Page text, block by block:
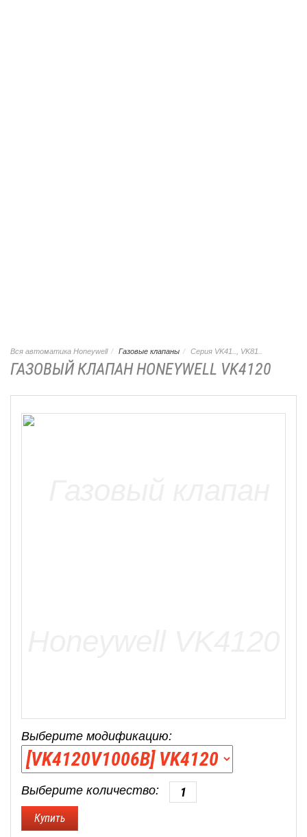
Вся автоматика Honeywell Газовые клапаны Серия VK41.., VK81..
ГАЗОВЫЙ КЛАПАН HONEYWELL VK4120
Выберите модификацию:
Выберите количество: